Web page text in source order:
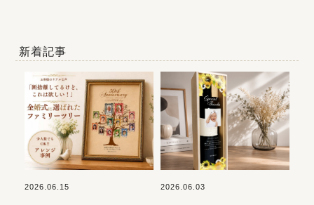
新着記事
2026.06.15 2026.06.03